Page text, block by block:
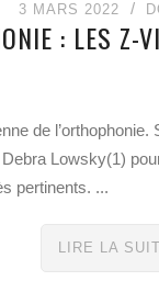
3 MARS 2022
: LES Z-
de
Lowsky(1)
pertinents. ...
LIRE LA